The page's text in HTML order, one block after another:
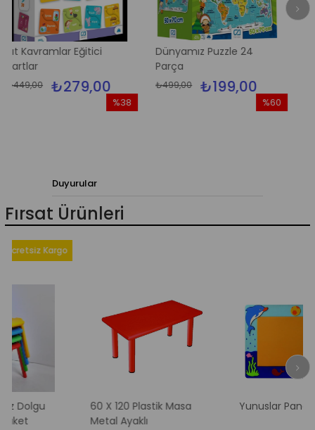
Eğitici
Dünyamız Puzzle 24
₺199,00
₺499,00
Güneş
₺499,00
Duyurular
Fırsat Ürünleri
Kargo
60 X 120 Plastik Masa
Metal Ayaklı
Yunuslar Pano